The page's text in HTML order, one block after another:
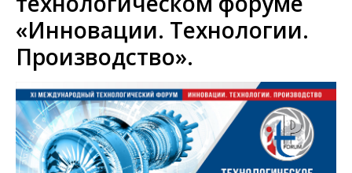
«Инновации. Технологии.
Производство».